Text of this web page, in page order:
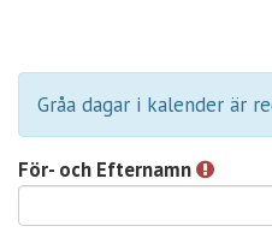
Gråa dagar i kalender är
För- och Efternamn